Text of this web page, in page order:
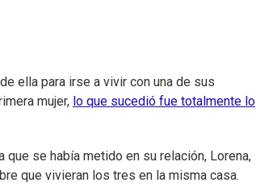
ella para irse a vivir con una de sus
mujer, lo que sucedió fue totalmente lo
se había metido en su relación, Lorena,
que vivieran los tres en la misma casa.